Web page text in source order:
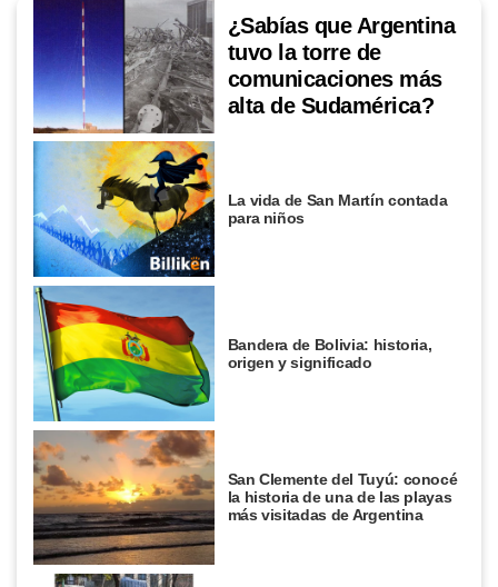
¿Sabías que Argentina
tuvo la torre de
comunicaciones más
alta de Sudamérica?
La vida de San Martín contada
para niños
Bandera de Bolivia: historia,
origen y significado
San Clemente del Tuyú: conocé
la historia de una de las playas
más visitadas de Argentina